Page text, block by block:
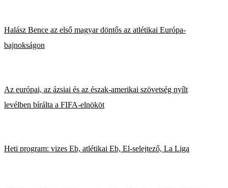
Halász Bence az első magyar döntős az atlétikai Európa-
bajnokságon
Az európai, az ázsiai és az észak-amerikai szövetség nyílt
levélben bírálta a FIFA-elnököt
Heti program: vizes Eb, atlétikai Eb, El-selejtező, La Liga